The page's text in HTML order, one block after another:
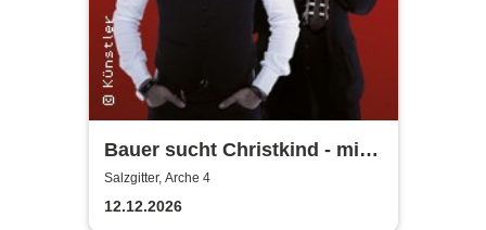
Bauer sucht Christkind - mit
Ralf Bauer & Pat Fritz
Salzgitter, Arche 4
12.12.2026